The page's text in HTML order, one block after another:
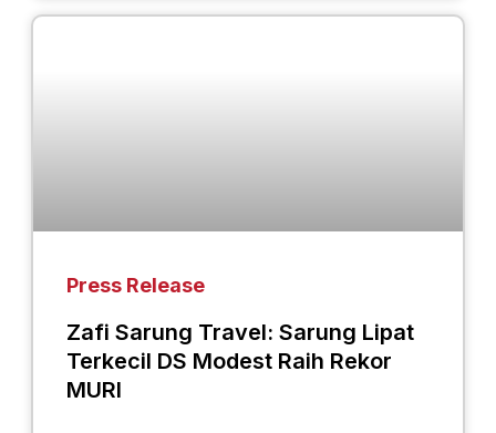
Press Release
Zafi Sarung Travel: Sarung Lipat
Terkecil DS Modest Raih Rekor
MURI